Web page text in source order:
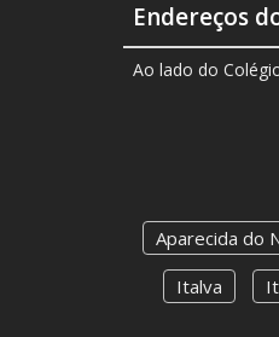
Endereços
Ao lado do
Aparecida do
Italva